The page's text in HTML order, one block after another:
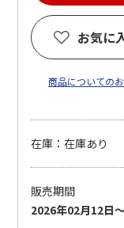
お気に
商品についての
在庫：在庫あり
販売期間
2026年02月12日